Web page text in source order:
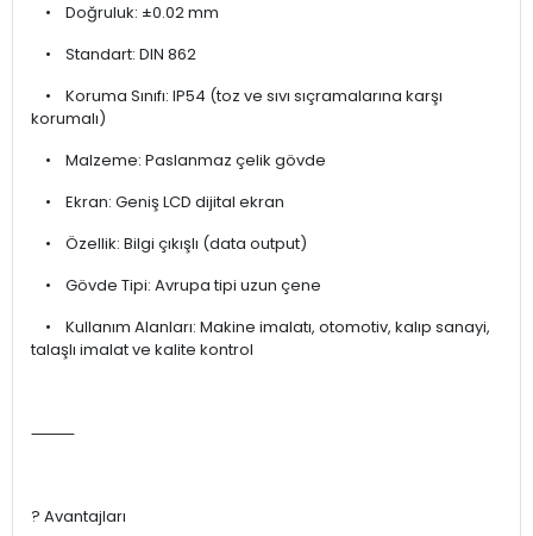
• Doğruluk: ±0.02 mm
• Standart: DIN 862
• Koruma Sınıfı: IP54 (toz ve sıvı sıçramalarına karşı
korumalı)
• Malzeme: Paslanmaz çelik gövde
• Ekran: Geniş LCD dijital ekran
• Özellik: Bilgi çıkışlı (data output)
• Gövde Tipi: Avrupa tipi uzun çene
• Kullanım Alanları: Makine imalatı, otomotiv, kalıp sanayi,
talaşlı imalat ve kalite kontrol
⸻
? Avantajları